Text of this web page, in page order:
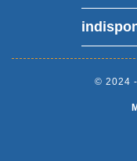
© 2024